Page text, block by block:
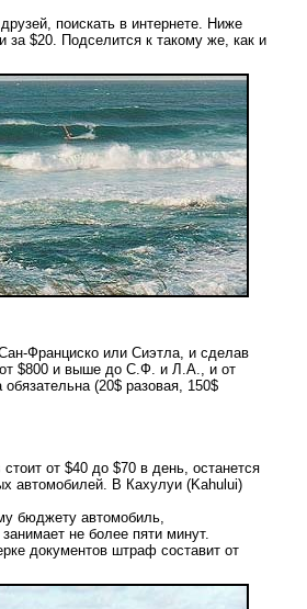
поискать в интернете. Ниже
за $20. Подселится к такому же, как и
Франциско или Сиэтла, и сделав
от $800 и выше до С.Ф. и Л.А., и от
(20$ разовая, 150$
от $40 до $70 в день, останется
автомобилей. В Кахулуи (Kahului)
бюджету автомобиль,
не более пяти минут.
документов штраф составит от